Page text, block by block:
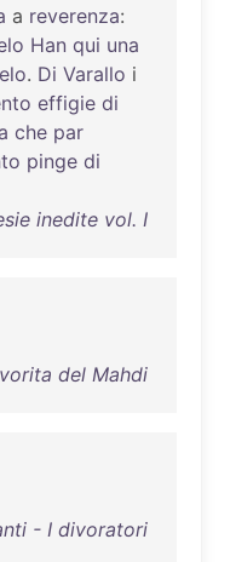
a reverenza:
Han qui una
. Di Varallo i
effigie di
che par
pinge di
inedite vol. I
del Mahdi
- I divoratori